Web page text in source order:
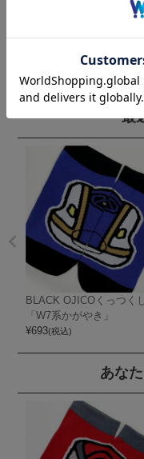
最
BLACK OJICOくっつく
「W7系かがやき」
¥693(税込)
あな